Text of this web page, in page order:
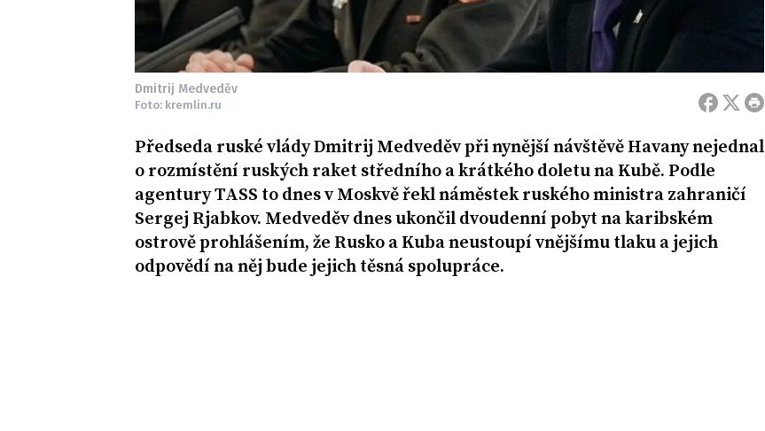
Dmitrij Medveděv
Foto: kremlin.ru
Předseda ruské vlády Dmitrij Medveděv při nynější návštěvě Havany nejednal
o rozmístění ruských raket středního a krátkého doletu na Kubě. Podle
agentury TASS to dnes v Moskvě řekl náměstek ruského ministra zahraničí
Sergej Rjabkov. Medveděv dnes ukončil dvoudenní pobyt na karibském
ostrově prohlášením, že Rusko a Kuba neustoupí vnějšímu tlaku a jejich
odpovědí na něj bude jejich těsná spolupráce.